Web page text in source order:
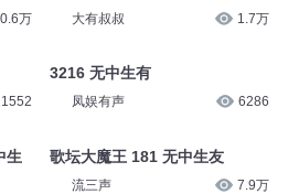
万
1552
生
大有叔叔 1.7万
3216 无中生有
凤娱有声 6286
歌坛大魔王 181 无中生友
流三声 7.9万